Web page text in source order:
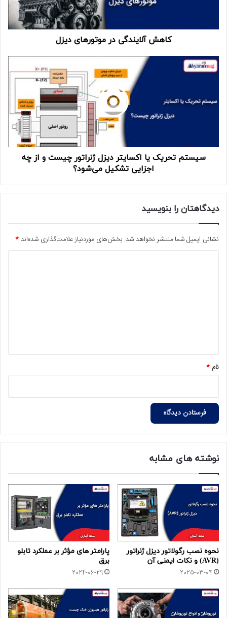
کاهش آلایندگی در موتورهای دیزل
سیستم تحریک یا اکسایتر دیزل ژنراتور چیست و از چه
اجزایی تشکیل می‌شود؟
دیدگاهتان را بنویسید
نشانی ایمیل شما منتشر نخواهد شد. بخش‌های موردنیاز علامت‌گذاری شده‌اند*
نام *
نوشته های مشابه
نحوه نصب رگولاتور دیزل ژنراتور
(AVR) و نکات ایمنی آن
2025-03-04
پارامتر های مؤثر بر عملکرد تابلو
برق
2024-06-29